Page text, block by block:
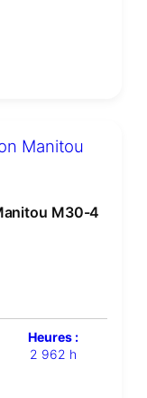
M30-4
Heures :
2 962 h